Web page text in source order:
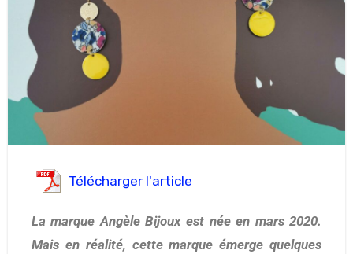
Télécharger l'article
La marque Angèle Bijoux est née en mars 2020.
Mais en réalité, cette marque émerge quelques